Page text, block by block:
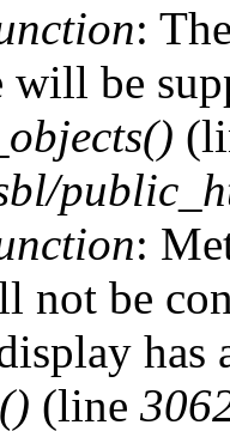
:
will be
:
not be
has
(line